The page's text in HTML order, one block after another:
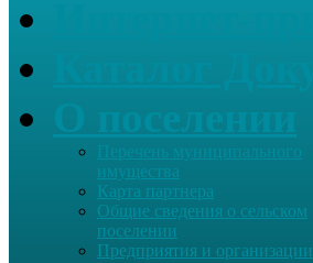
Перечень муниципального
имущества
Карта партнера
Общие сведения о сельском
поселении
Предприятия и организации